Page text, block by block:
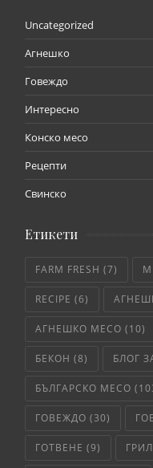
Uncategorized
Агнешко
Говеждо
Интересно
Конско месо
Рецепти
Свинско
Етикети
FARM FRESH (7)
RECIPE (6)
АГНЕШКО МЕСО (10)
БЕКОН (8) БЛОГ
БЪЛГАРСКО МЕСО
ГОВЕЖДО (30)
ГОТВЕНЕ (9) ГРИЛ